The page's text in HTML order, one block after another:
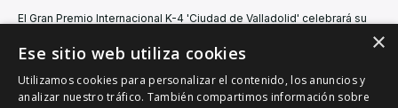
El Gran Premio Internacional K-4 'Ciudad de Valladolid' celebrará su
del calendario internacional de...
×
Ese sitio web utiliza cookies
Utilizamos cookies para personalizar el contenido, los anuncios y
analizar nuestro tráfico. También compartimos información sobre